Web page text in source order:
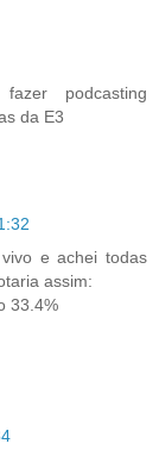
podcasting
da E3
e achei todas
assim:
33.4%